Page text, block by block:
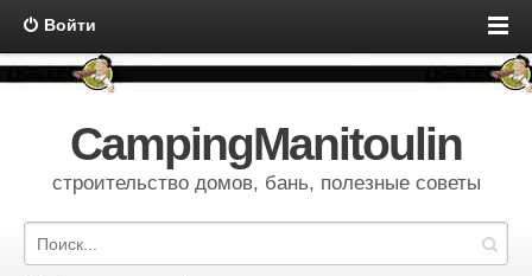
Войти
CampingManitoulin
строительство домов, бань, полезные советы